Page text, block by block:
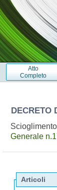
Atto
Completo
DECRETO
Generale